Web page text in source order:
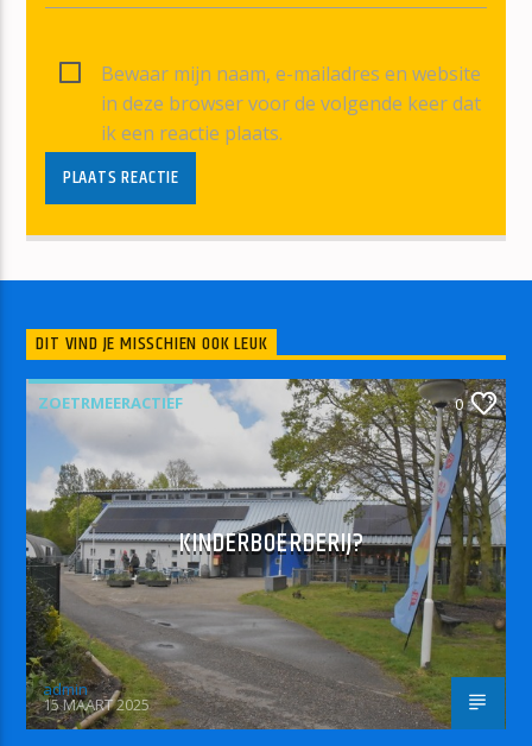
Bewaar mijn naam, e-mailadres en website
in deze browser voor de volgende keer dat
ik een reactie plaats.
DIT VIND JE MISSCHIEN OOK LEUK
ZOETRMEERACTIEF 0
KINDERBOERDERIJ?
admin
15 MAART 2025